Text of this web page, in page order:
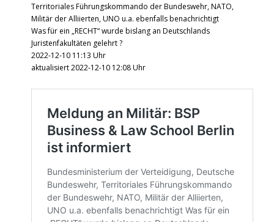
Territoriales Führungskommando der Bundeswehr, NATO,
Militär der Alliierten, UNO u.a. ebenfalls benachrichtigt
Was für ein „RECHT“ wurde bislang an Deutschlands
Juristenfakultäten gelehrt ?
2022-12-10 11:13 Uhr
aktualisiert 2022-12-10 12:08 Uhr